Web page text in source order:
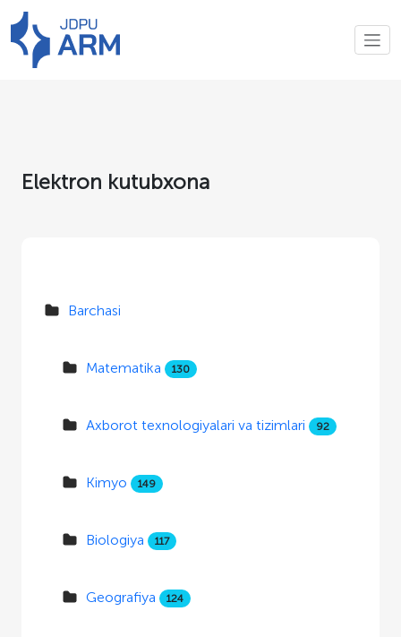
Elektron kutubxona
Barchasi
Matematika 130
Axborot texnologiyalari va tizimlari 92
Kimyo 149
Biologiya 117
Geografiya 124